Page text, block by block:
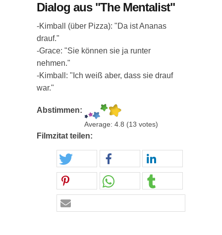
Dialog aus "The Mentalist"
-Kimball (über Pizza): "Da ist Ananas
drauf."
-Grace: "Sie können sie ja runter
nehmen."
-Kimball: "Ich weiß aber, dass sie drauf
war."
Abstimmen:
Average: 4.8 (13 votes)
Filmzitat teilen: